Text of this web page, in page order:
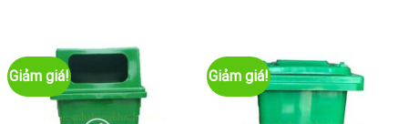
Giảm giá! Giảm giá!